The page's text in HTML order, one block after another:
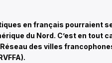
en français pourraient
du Nord. C’est en tout
des villes